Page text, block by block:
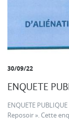
30/09/22
ENQUETE
ENQUETE
Reposoir ». Cette